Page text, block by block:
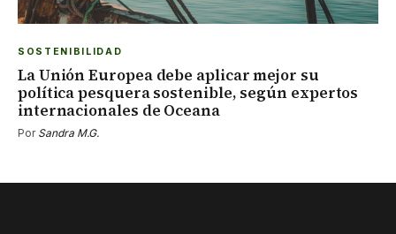
SOSTENIBILIDAD
La Unión Europea debe aplicar mejor su
política pesquera sostenible, según expertos
internacionales de Oceana
Por Sandra M.G.